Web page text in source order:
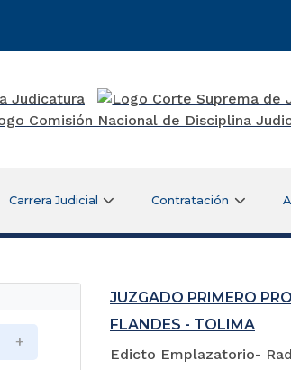
Carrera Judicial Contratación
JUZGADO PRIMERO
FLANDES - TOLIMA
Edicto Emplazatorio-